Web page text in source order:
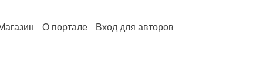
О портале Вход для авторов